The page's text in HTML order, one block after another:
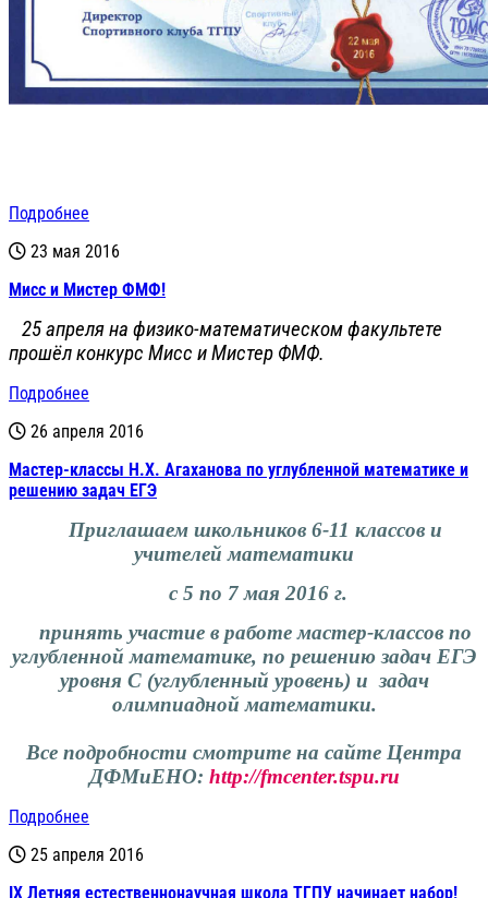
Подробнее
23 мая 2016
Мисс и Мистер ФМФ!
25 апреля на физико-математическом факультете
прошёл конкурс Мисс и Мистер ФМФ.
Подробнее
26 апреля 2016
Мастер-классы Н.Х. Агаханова по углубленной математике и
решению задач ЕГЭ
Приглашаем школьников 6-11 классови
учителей математики
с 5 по 7 мая 2016 г.
принять участие в работемастер-классов по
углубленной математике, по решению задач ЕГЭ
уровня С (углубленный уровень) и задач
олимпиадной математики.
Все подробности смотрите на сайте Центра
ДФМиЕНО: http://fmcenter.tspu.ru
Подробнее
25 апреля 2016
IX Летняя естественнонаучная школа ТГПУ начинает набор!